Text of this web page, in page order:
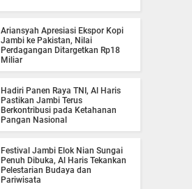
Ariansyah Apresiasi Ekspor Kopi
Jambi ke Pakistan, Nilai
Perdagangan Ditargetkan Rp18
Miliar
Hadiri Panen Raya TNI, Al Haris
Pastikan Jambi Terus
Berkontribusi pada Ketahanan
Pangan Nasional
Festival Jambi Elok Nian Sungai
Penuh Dibuka, Al Haris Tekankan
Pelestarian Budaya dan
Pariwisata